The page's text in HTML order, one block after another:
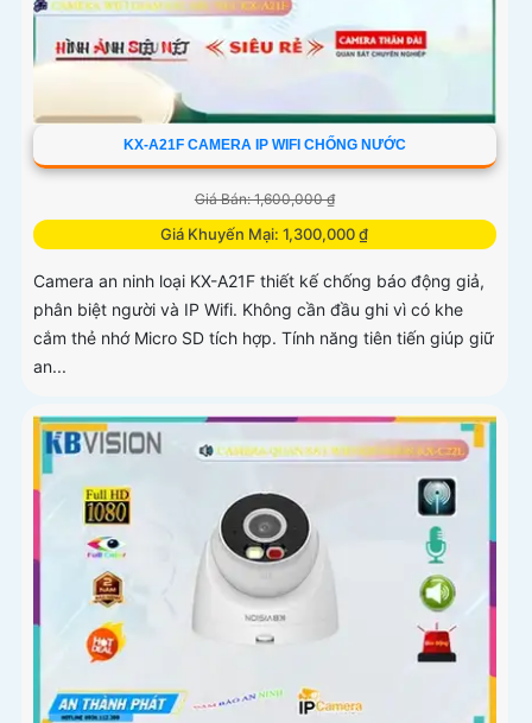
KX-A21F CAMERA IP WIFI CHỐNG NƯỚC
Giá Bán: 1,600,000 ₫
Giá Khuyến Mại: 1,300,000 ₫
Camera an ninh loại KX-A21F thiết kế chống báo động giả,
phân biệt người và IP Wifi. Không cần đầu ghi vì có khe
cắm thẻ nhớ Micro SD tích hợp. Tính năng tiên tiến giúp giữ
an...